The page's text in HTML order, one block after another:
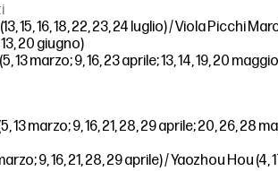
15, 16, 18, 22, 23, 24 luglio) / Viola Picchi
20 giugno)
marzo; 9, 16, 23 aprile; 13, 14, 19, 20
13 marzo; 9, 16, 21, 28, 29 aprile; 20, 26, 28
9, 16, 21, 28, 29 aprile) / Yaozhou Hou (4,